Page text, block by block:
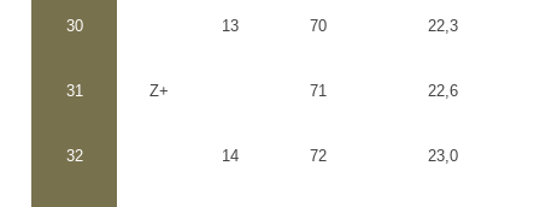
30 13 70 22,3
31 Z+ 71 22,6
32 14 72 23,0